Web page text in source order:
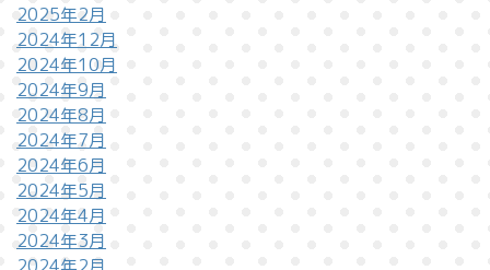
2025年2月
2024年12月
2024年10月
2024年9月
2024年8月
2024年7月
2024年6月
2024年5月
2024年4月
2024年3月